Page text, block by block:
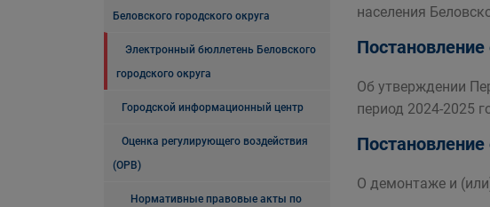
Беловского городского округа
Электронный бюллетень Беловского
городского округа
Городской информационный центр
Оценка регулирующего воздействия
(ОРВ)
Нормативные правовые акты по
населения
Об утверждении
период 2024-2025
О демонтаже и